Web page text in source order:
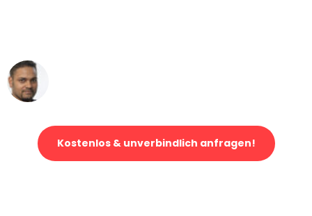
Kostenlos & unverbindlich anfragen!